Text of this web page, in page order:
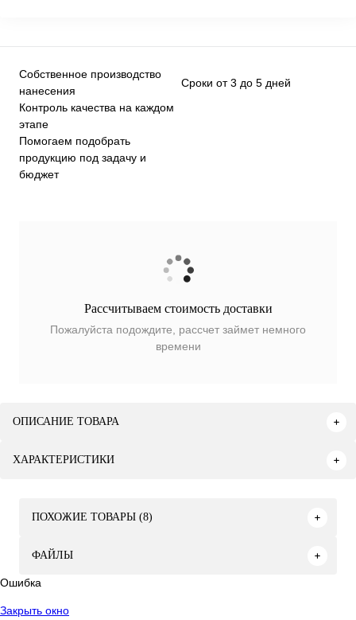
Собственное производство
нанесения
Сроки от 3 до 5 дней
Контроль качества на каждом
этапе
Помогаем подобрать
продукцию под задачу и
бюджет
Рассчитываем стоимость доставки
Пожалуйста подождите, рассчет займет немного
времени
ОПИСАНИЕ ТОВАРА
ХАРАКТЕРИСТИКИ
ПОХОЖИЕ ТОВАРЫ (8)
ФАЙЛЫ
Ошибка
Закрыть окно